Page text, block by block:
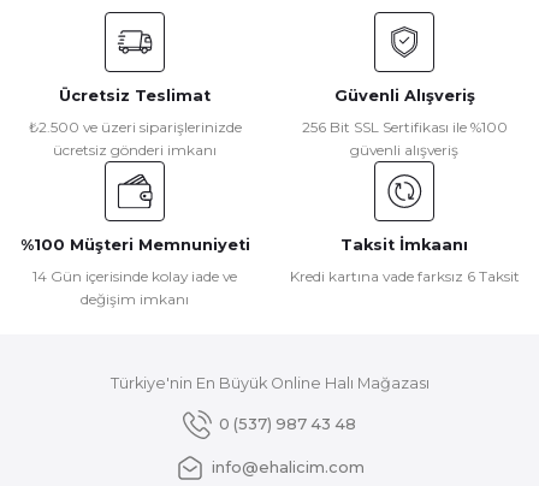
konularda yetersiz gördüğünüz noktaları öneri formunu
kullanarak tarafımıza iletebilirsiniz.
Görüş ve önerileriniz için teşekkür ederiz.
Ürün resmi kalitesiz, bozuk veya görüntülenemiyor.
Ürün açıklamasında eksik bilgiler bulunuyor.
Ürün bilgilerinde hatalar bulunuyor.
Ürün fiyatı diğer sitelerden daha pahalı.
Gönder
Ücretsiz Teslimat
₺2.500 ve üzeri siparişlerinizde
ücretsiz gönderi imkanı
Güvenli Alışveriş
256 Bit SSL Sertifikası ile %100
güvenli alışveriş
%100 Müşteri Memnuniyeti
14 Gün içerisinde kolay iade ve
değişim imkanı
Taksit İmkaanı
Kredi kartına vade farksız 6 Taksit
Türkiye'nin En Büyük Online Halı Mağazası
0 (537) 987 43 48
info@ehalicim.com